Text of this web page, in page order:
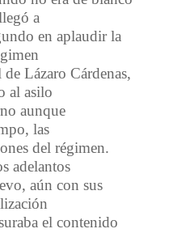
a
en aplaudir la
Lázaro Cárdenas,
al asilo
aunque
las
del régimen.
adelantos
aún con sus
el contenido